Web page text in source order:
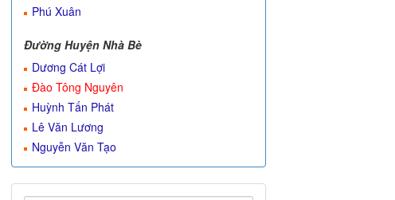
Phú Xuân
Đường Huyện Nhà Bè
Dương Cát Lợi
Đào Tông Nguyên
Huỳnh Tấn Phát
Lê Văn Lương
Nguyễn Văn Tạo